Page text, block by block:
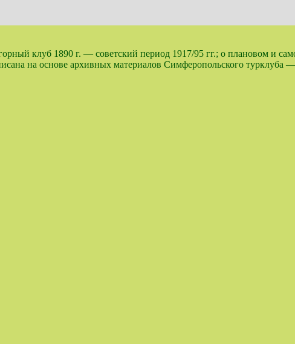
клуб 1890 г. — советский период 1917/95 гг.; о плановом и
на основе архивных материалов Симферопольского турклуба